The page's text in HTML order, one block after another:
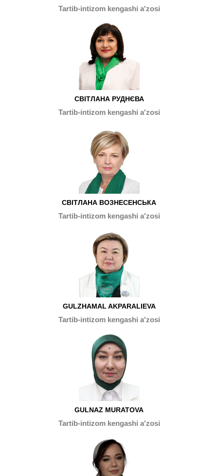
Tartib-intizom kengashi a'zosi
СВІТЛАНА РУДНЄВА
Tartib-intizom kengashi a'zosi
СВІТЛАНА ВОЗНЕСЕНСЬКА
Tartib-intizom kengashi a'zosi
GULZHAMAL AKPARALIEVA
Tartib-intizom kengashi a'zosi
GULNAZ MURATOVA
Tartib-intizom kengashi a'zosi